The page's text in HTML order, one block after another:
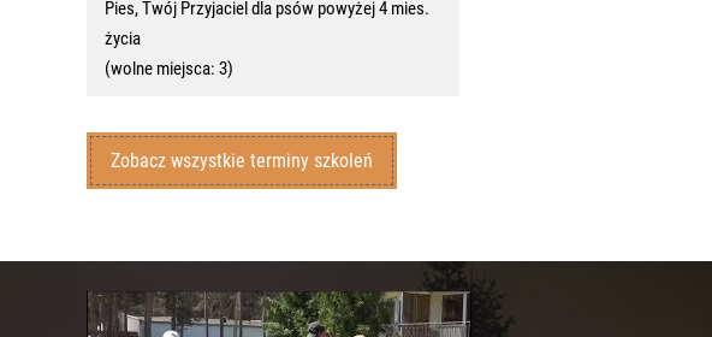
Pies, Twój Przyjaciel dla psów powyżej 4 mies.
życia
(wolne miejsca: 3)
Zobacz wszystkie terminy szkoleń